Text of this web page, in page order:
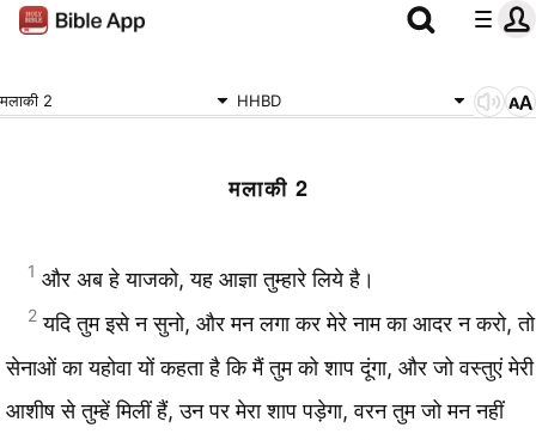
मलाकी 2 HHBD
मलाकी 2
1 और अब हे याजको, यह आज्ञा तुम्हारे लिये है।
2 यदि तुम इसे न सुनो, और मन लगा कर मेरे नाम का आदर न करो, तो
सेनाओं का यहोवा यों कहता है कि मैं तुम को शाप दूंगा, और जो वस्तुएं मेरी
आशीष से तुम्हें मिलीं हैं, उन पर मेरा शाप पड़ेगा, वरन तुम जो मन नहीं